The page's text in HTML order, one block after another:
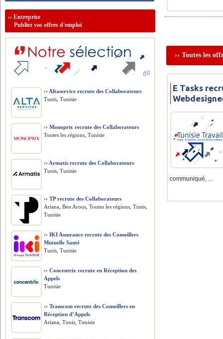
›› Toutes les
E Tasks
communiqué, ...
››Entreprise
Publiez vos offres d'emploi
›› Altaservice recrute des Collaborateurs
Tunis, Tunisie
›› Monoprix recrute des Collaborateurs
Toutes les régions, Tunisie
›› Armatis recrute des Collaborateurs
Tunis, Tunisie
›› TP recrute des Collaborateurs
Ariana, Ben Arous, Toutes les régions, Tunis,
Tunisie
›› IKI Assurance recrute des Conseillers
Mutuelle Santé
Tunis, Tunisie
›› Concentrix recrute en Réception des
Appels
Tunisie
›› Transcom recrute des Conseillers en
Réception d’Appels
Ariana, Tunis, Tunisie